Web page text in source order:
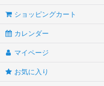
ショッピングカート
カレンダー
マイページ
お気に入り